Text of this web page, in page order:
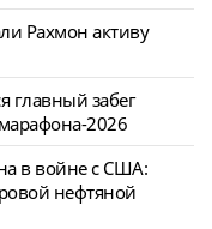
Рахмон активу
главный забег
2026
в войне с США:
нефтяной